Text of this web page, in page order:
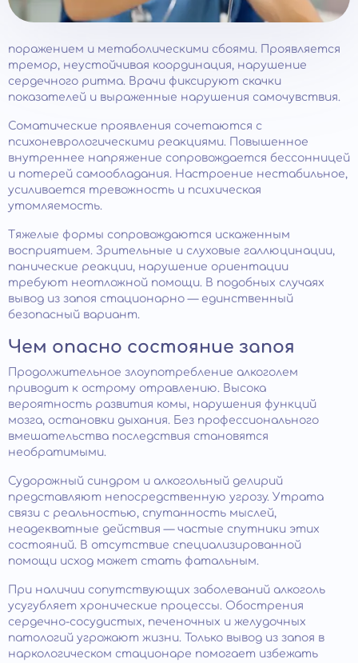
поражением и метаболическими сбоями. Проявляется
тремор, неустойчивая координация, нарушение
сердечного ритма. Врачи фиксируют скачки
показателей и выраженные нарушения самочувствия.
Соматические проявления сочетаются с
психоневрологическими реакциями. Повышенное
внутреннее напряжение сопровождается бессонницей
и потерей самообладания. Настроение нестабильное,
усиливается тревожность и психическая
утомляемость.
Тяжелые формы сопровождаются искаженным
восприятием. Зрительные и слуховые галлюцинации,
панические реакции, нарушение ориентации
требуют неотложной помощи. В подобных случаях
вывод из запоя стационарно — единственный
безопасный вариант.
Чем опасно состояние запоя
Продолжительное злоупотребление алкоголем
приводит к острому отравлению. Высока
вероятность развития комы, нарушения функций
мозга, остановки дыхания. Без профессионального
вмешательства последствия становятся
необратимыми.
Судорожный синдром и алкогольный делирий
представляют непосредственную угрозу. Утрата
связи с реальностью, спутанность мыслей,
неадекватные действия — частые спутники этих
состояний. В отсутствие специализированной
помощи исход может стать фатальным.
При наличии сопутствующих заболеваний алкоголь
усугубляет хронические процессы. Обострения
сердечно-сосудистых, печеночных и желудочных
патологий угрожают жизни. Только вывод из запоя в
наркологическом стационаре помогает избежать